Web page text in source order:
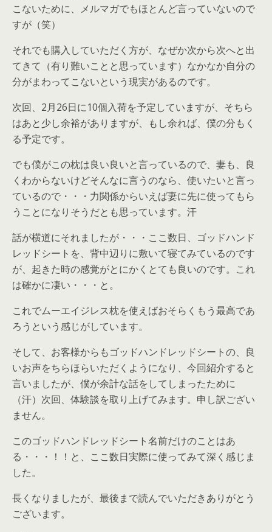
こないために、メルマガでもほとんど言っていないので
すが（笑）
それでも購入していただく方が、なぜか次から次へと出
てきて（有り難いことと思っています）なかなか自分の
分がまわってこないという現実があるのです。
次回、2月26日に10個入荷を予定していますが、そちら
はあと少し余裕がありますが、もし余れば、僕の分もく
る予定です。
でも僕がこの枕は良い良いと言っているので、妻も、良
くわからないけどそんなに言うのなら、使いたいと言っ
ているので・・・力関係からいえば妻に先に使ってもら
うことになりそうだとも思っています。汗
話が横道にそれましたが・・・ここ数日、ゴッドハンド
レッドシートを、背中辺りに敷いて寝てみているのです
が、起きた時の感覚がとにかくとても良いのです。これ
は確かに凄い・・・と。
これでムーエイジレス枕を使えばおそらくもう最高であ
ろうという感じがしています。
そして、お客様からもゴッドハンドレッドシートの、良
いお声をちらほらいただくようになり、今回紹介すると
言いましたが、僕が余計な話をしてしまったために
（汗）次回、体験談を取り上げてみます。申し訳ござい
ません。
このゴッドハンドレッドシート名前だけのことはあ
る・・・！！と、ここ数日実際に使ってみて深く感じま
した。
長くなりましたが、最後まで読んでいただきありがとう
ございます。